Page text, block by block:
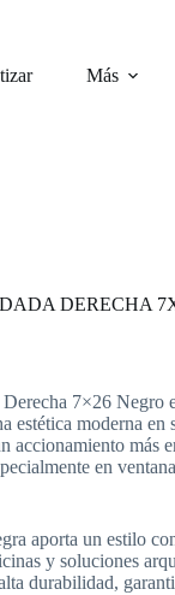
Más
DERECHA
7×26 Negro
estética moderna en
accionamiento más
en
aporta un estilo
y soluciones
durabilidad,